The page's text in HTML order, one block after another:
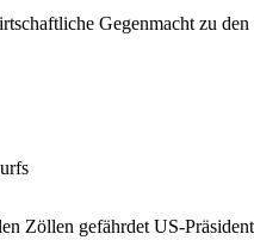
Gegenmacht zu
Zöllen gefährdet US-